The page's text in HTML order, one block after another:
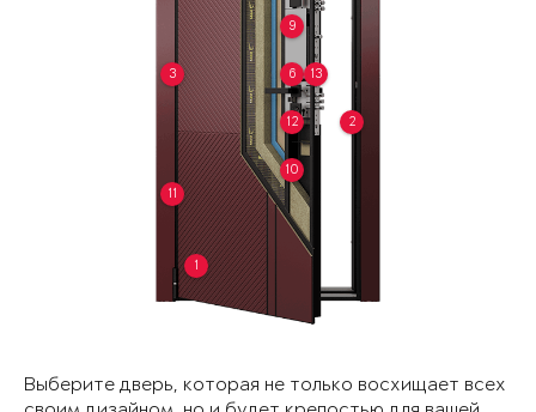
1
2
3 6
9
10
11
12
13
Выберите дверь, которая не только восхищает всех